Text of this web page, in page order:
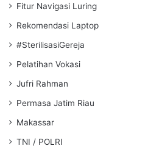
Fitur Navigasi Luring
Rekomendasi Laptop
#SterilisasiGereja
Pelatihan Vokasi
Jufri Rahman
Permasa Jatim Riau
Makassar
TNI / POLRI